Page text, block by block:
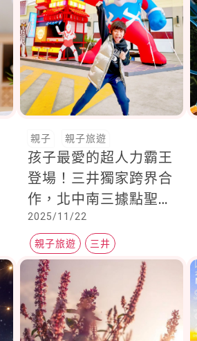
親子 親子旅遊
孩子最愛的超人力霸王
登場！三井獨家跨界合
作，北中南三據點聖誕
點燈亮相
2025/11/22
親子旅遊 三井
超人力霸王